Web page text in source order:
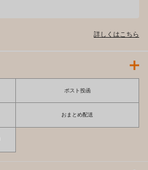
詳しくはこちら
ポスト投函
おまとめ配送